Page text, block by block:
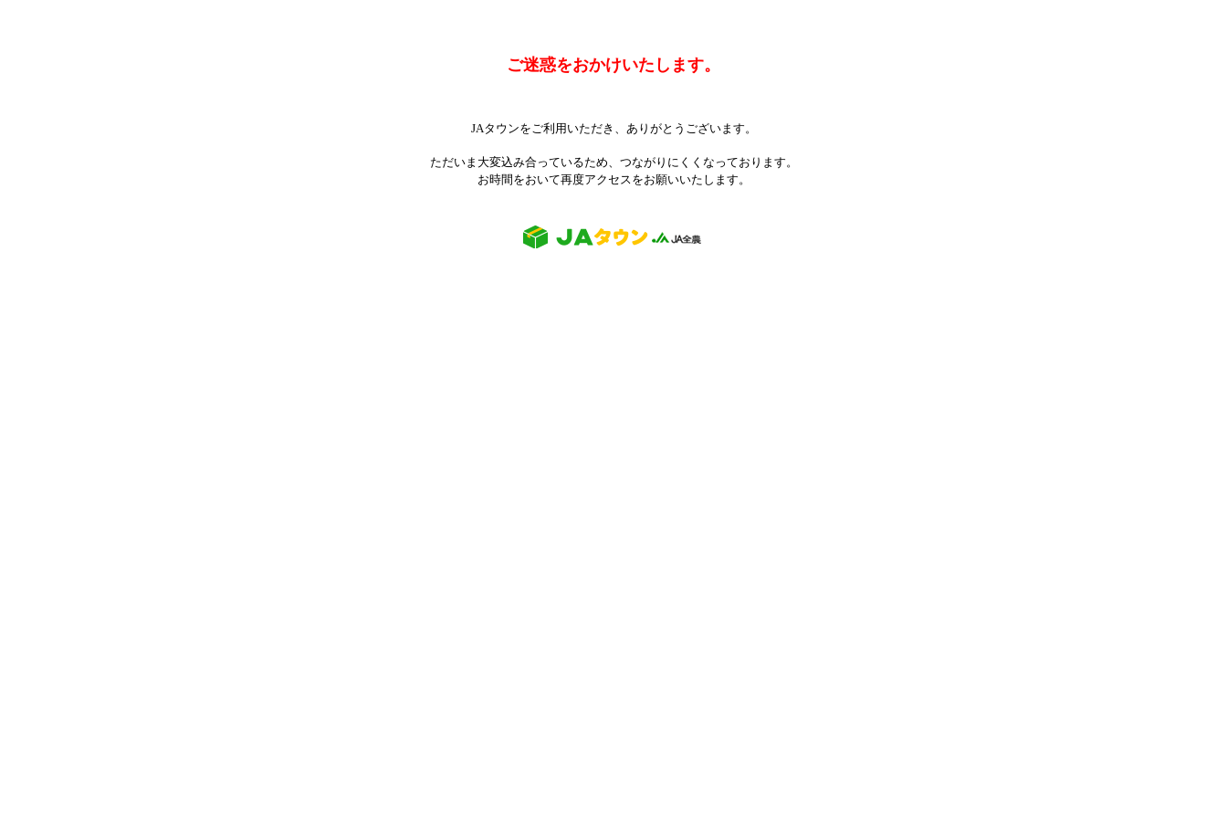
ご迷惑をおかけいたします。
JAタウンをご利用いただき、ありがとうございます。
ただいま大変込み合っているため、つながりにくくなっております。
お時間をおいて再度アクセスをお願いいたします。